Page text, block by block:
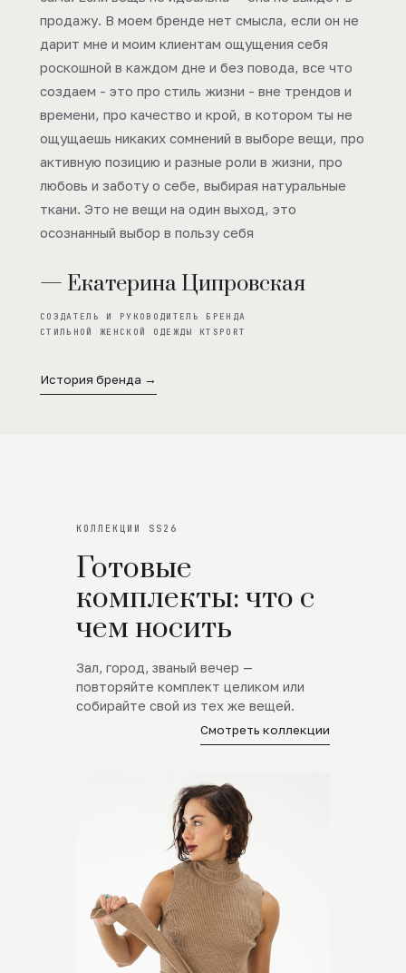
продажу. В моем бренде нет смысла, если он не
дарит мне и моим клиентам ощущения себя
роскошной в каждом дне и без повода, все что
создаем - это про стиль жизни - вне трендов и
времени, про качество и крой, в котором ты не
ощущаешь никаких сомнений в выборе вещи, про
активную позицию и разные роли в жизни, про
любовь и заботу о себе, выбирая натуральные
ткани. Это не вещи на один выход, это
осознанный выбор в пользу себя
— Екатерина Ципровская
СОЗДАТЕЛЬ И РУКОВОДИТЕЛЬ БРЕНДА
СТИЛЬНОЙ ЖЕНСКОЙ ОДЕЖДЫ KTSPORT
История бренда →
КОЛЛЕКЦИИ SS26
Готовые
комплекты: что с
чем носить
Зал, город, званый вечер —
повторяйте комплект целиком или
собирайте свой из тех же вещей.
Смотреть коллекции